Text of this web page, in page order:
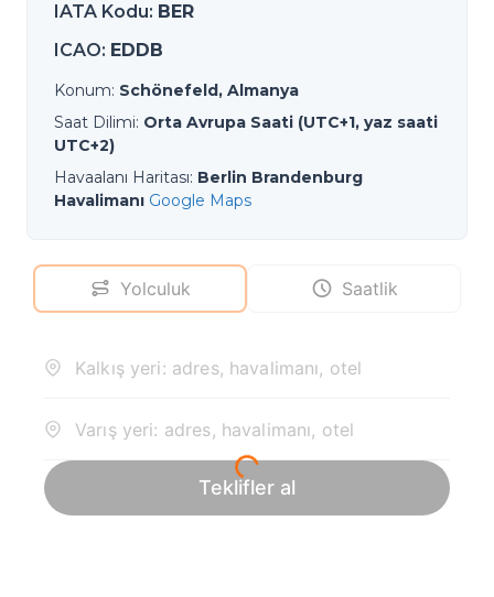
IATA Kodu: BER
ICAO: EDDB
Konum: Schönefeld, Almanya
Saat Dilimi: Orta Avrupa Saati (UTC+1, yaz saati
UTC+2)
Havaalanı Haritası: Berlin Brandenburg
Havalimanı Google Maps